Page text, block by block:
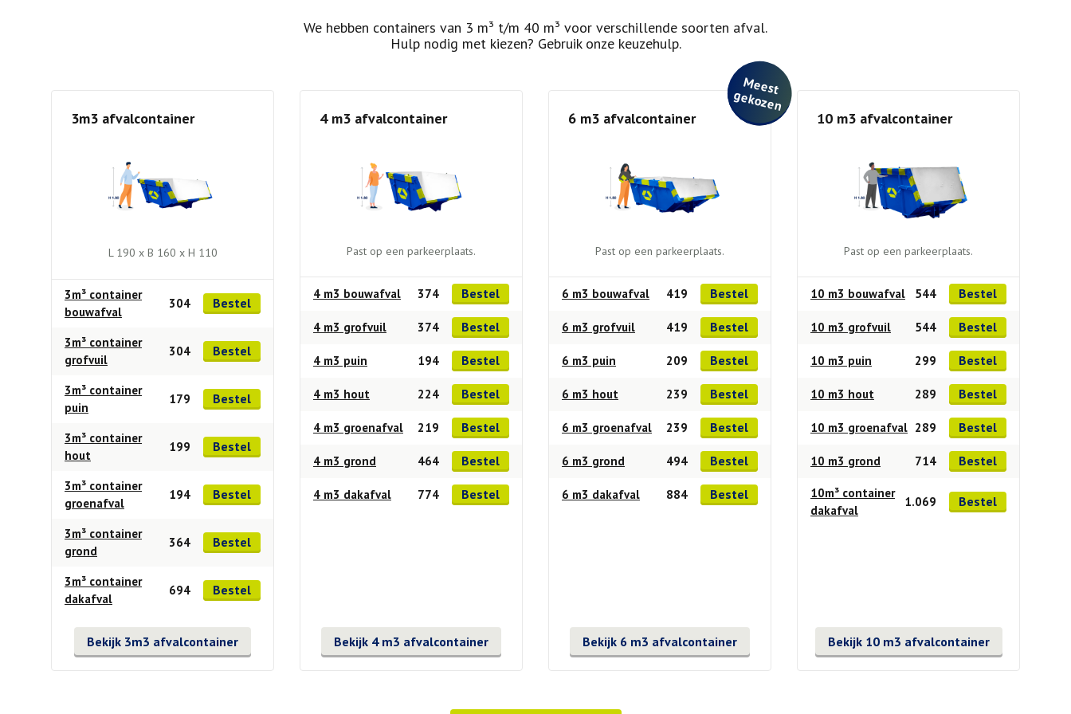
We hebben containers van 3 m³ t/m 40 m³ voor verschillende soorten afval.
Hulp nodig met kiezen? Gebruik onze keuzehulp.
3m3 afvalcontainer
L 190 x B 160 x H 110
3m³ container
bouwafval
304 Bestel
3m³ container
grofvuil
304 Bestel
3m³ container
puin
179 Bestel
3m³ container
hout
199 Bestel
3m³ container
groenafval
194 Bestel
3m³ container
grond
364 Bestel
3m³ container
dakafval
694 Bestel
Bekijk 3m3 afvalcontainer
4 m3 afvalcontainer
Past op een parkeerplaats.
4 m3 bouwafval 374 Bestel
4 m3 grofvuil 374 Bestel
4 m3 puin 194 Bestel
4 m3 hout 224 Bestel
4 m3 groenafval 219 Bestel
4 m3 grond 464 Bestel
4 m3 dakafval 774 Bestel
Bekijk 4 m3 afvalcontainer
M
e
e
st
g
e
ko
ze
n
6 m3 afvalcontainer
Past op een parkeerplaats.
6 m3 bouwafval 419 Bestel
6 m3 grofvuil 419 Bestel
6 m3 puin 209 Bestel
6 m3 hout 239 Bestel
6 m3 groenafval 239 Bestel
6 m3 grond 494 Bestel
6 m3 dakafval 884 Bestel
Bekijk 6 m3 afvalcontainer
10 m3 afvalcontainer
Past op een parkeerplaats.
10 m3 bouwafval 544 Bestel
10 m3 grofvuil 544 Bestel
10 m3 puin 299 Bestel
10 m3 hout 289 Bestel
10 m3 groenafval 289 Bestel
10 m3 grond 714 Bestel
10m³ container
dakafval
1.069 Bestel
Bekijk 10 m3 afvalcontainer